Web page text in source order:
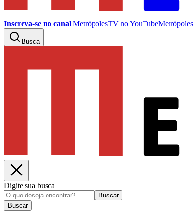
Inscreva-se no canal MetrópolesTV noYouTube
Busca
Digite sua busca
Buscar
Buscar